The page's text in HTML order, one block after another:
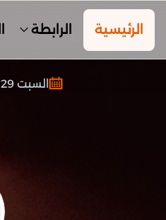
الرئيسية الرابطة
السبت 29 نوفمبر 2025